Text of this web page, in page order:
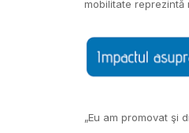
mobilitate
„Eu am promovat şi